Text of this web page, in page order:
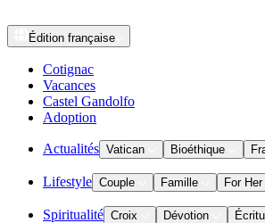
Édition française
Cotignac
Vacances
Castel Gandolfo
Adoption
Actualités Vatican Bioéthique
Lifestyle Couple Famille For
Spiritualité Croix Dévotion